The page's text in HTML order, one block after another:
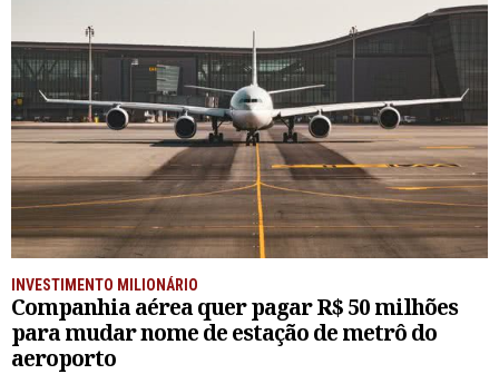
INVESTIMENTO MILIONÁRIO
Companhia aérea quer pagar R$ 50 milhões
para mudar nome de estação de metrô do
aeroporto